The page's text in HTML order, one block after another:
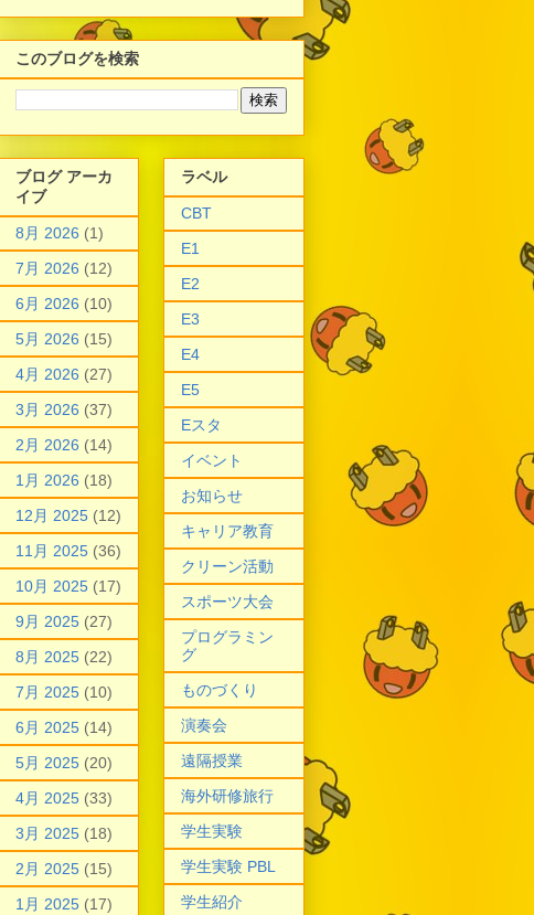
このブログを検索
ブログ アーカ
イブ
8月 2026 (1)
7月 2026 (12)
6月 2026 (10)
5月 2026 (15)
4月 2026 (27)
3月 2026 (37)
2月 2026 (14)
1月 2026 (18)
12月 2025 (12)
11月 2025 (36)
10月 2025 (17)
9月 2025 (27)
8月 2025 (22)
7月 2025 (10)
6月 2025 (14)
5月 2025 (20)
4月 2025 (33)
3月 2025 (18)
2月 2025 (15)
1月 2025 (17)
ラベル
CBT
E1
E2
E3
E4
E5
Eスタ
イベント
お知らせ
キャリア教育
クリーン活動
スポーツ大会
プログラミン
グ
ものづくり
演奏会
遠隔授業
海外研修旅行
学生実験
学生実験 PBL
学生紹介